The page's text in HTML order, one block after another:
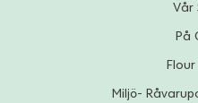
Vår
På
Miljö-